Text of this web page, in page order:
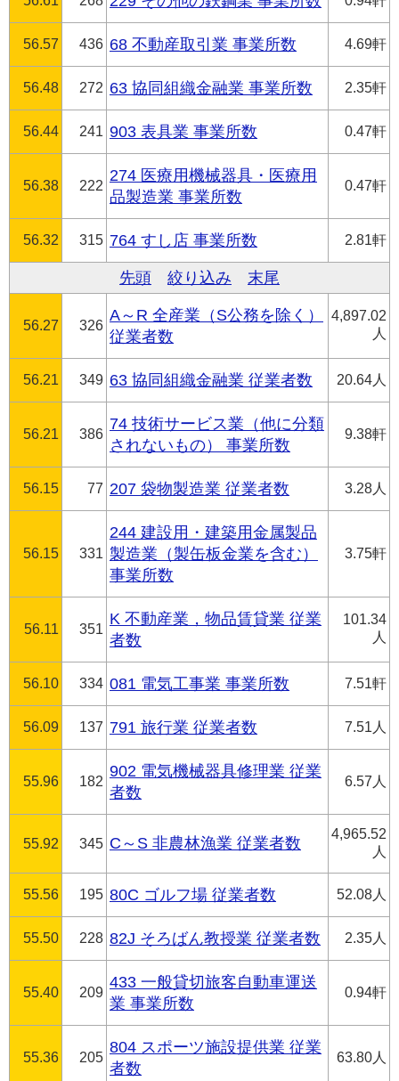
56.57 436 68 不動産取引業 事業所数 4.69軒
56.48 272 63 協同組織金融業 事業所数 2.35軒
56.44 241 903 表具業 事業所数 0.47軒
56.38 222
274 医療用機械器具・医療用
品製造業 事業所数
0.47軒
56.32 315 764 すし店 事業所数 2.81軒
先頭 絞り込み 末尾
56.27 326
A～R 全産業（S公務を除く）
従業者数
4,897.02
人
56.21 349 63 協同組織金融業 従業者数 20.64人
56.21 386
74 技術サービス業（他に分類
されないもの） 事業所数
9.38軒
56.15 77 207 袋物製造業 従業者数 3.28人
56.15 331
244 建設用・建築用金属製品
製造業（製缶板金業を含む）
事業所数
3.75軒
56.11 351
K 不動産業，物品賃貸業 従業
者数
101.34
人
56.10 334 081 電気工事業 事業所数 7.51軒
56.09 137 791 旅行業 従業者数 7.51人
55.96 182
902 電気機械器具修理業 従業
者数
6.57人
55.92 345 C～S 非農林漁業 従業者数
4,965.52
人
55.56 195 80C ゴルフ場 従業者数 52.08人
55.50 228 82J そろばん教授業 従業者数 2.35人
55.40 209
433 一般貸切旅客自動車運送
業 事業所数
0.94軒
55.36 205
804 スポーツ施設提供業 従業
者数
63.80人